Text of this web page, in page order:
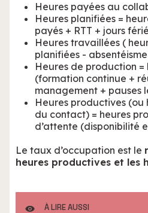
Heures payées au
Heures planifiées =
payés + RTT + jours
Heures travaillées (
planifiées - absentéisme
Heures de production
(formation continue +
management + pauses
Heures productives
du contact) = heures
d’attente (disponibilité
Le taux d’occupation est le
heures productives et les
À LIRE AUSSI